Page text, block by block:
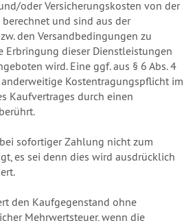
oder Versicherungskosten von der
und sind aus der
den Versandbedingungen zu
Erbringung dieser Dienstleistungen
wird. Eine ggf. aus § 6 Abs. 4
anderweitige Kostentragungspflicht im
Kaufvertrages durch einen
sofortiger Zahlung nicht zum
es sei denn dies wird ausdrücklich
den Kaufgegenstand ohne
Mehrwertsteuer, wenn die